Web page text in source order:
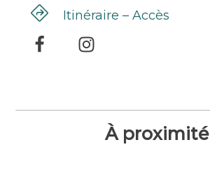
Itinéraire – Accès
À proximité